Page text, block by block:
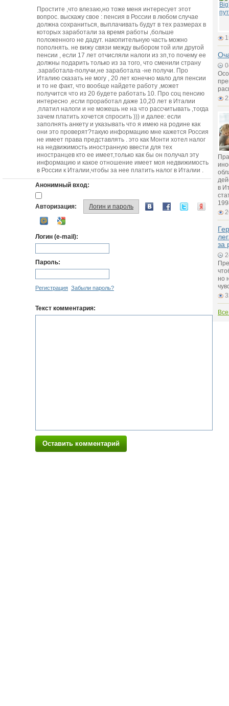
Простите ,что влезаю,но тоже меня интересует этот
вопрос. выскажу свое : пенсия в России в любом случае
должна сохраниться, выплачивать будут в тех размерах в
которых заработали за время работы ,больше
положенного не дадут. накопительную часть можно
пополнять. не вижу связи между выбором той или другой
пенсии , если 17 лет отчисляли налоги из зп,то почему ее
должны подарить только из за того, что сменили страну
.заработала-получи,не заработала -не получи. Про
Италию сказать не могу , 20 лет конечно мало для пенсии
и то не факт, что вообще найдете работу ,может
получится что из 20 будете работать 10. Про соц пенсию
интересно ,если проработал даже 10,20 лет в Италии
,платил налоги и не можешь не на что рассчитывать ,тогда
зачем платить хочется спросить ))) и далее: если
заполнять анкету и указывать что я имею на родине как
они это проверят?такую информацию мне кажется Россия
не имеет права представлять . это как Монти хотел налог
на недвижимость иностранную ввести для тех
иностранцев кто ее имеет,только как бы он получал эту
информацию и какое отношение имеет моя недвижимость
в России к Италии,чтобы за нее платить налог в Италии .
Анонимный вход:
Авторизация: Логин и пароль
Логин (e-mail):
Пароль:
Регистрация Забыли пароль?
Текст комментария:
Оставить комментарий
в
за
но